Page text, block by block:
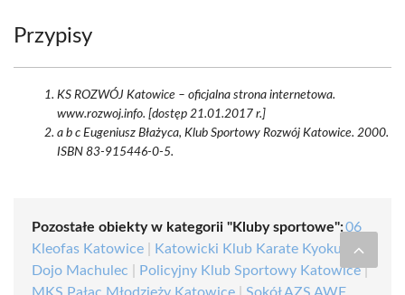
Przypisy
KS ROZWÓJ Katowice – oficjalna strona internetowa.
www.rozwoj.info. [dostęp 21.01.2017 r.]
a b c Eugeniusz Błażyca, Klub Sportowy Rozwój Katowice. 2000.
ISBN 83-915446-0-5.
Pozostałe obiekty w kategorii "Kluby sportowe":06
Kleofas Katowice
Katowicki Klub Karate Kyokushin
Dojo Machulec
Policyjny Klub Sportowy Katowice|